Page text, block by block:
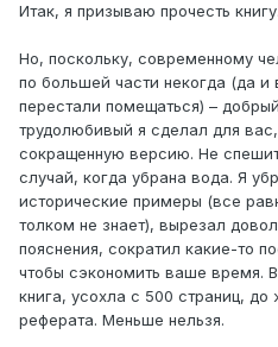
Итак, я призываю прочесть
Но, поскольку, современному
по большей части некогда (да и
перестали помещаться) –
трудолюбивый я сделал для
сокращенную версию. Не
случай, когда убрана вода. Я
исторические примеры (все
толком не знает), вырезал
пояснения, сократил какие-то
чтобы сэкономить ваше время.
книга, усохла с 500 страниц, до
реферата. Меньше нельзя.